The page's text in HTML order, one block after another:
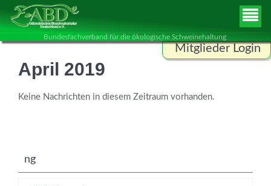
Bundesfachverband für die ökologische Schweinehaltung
Mitglieder Login
ANMELDEN
April 2019
Keine Nachrichten in diesem Zeitraum vorhanden.
ng